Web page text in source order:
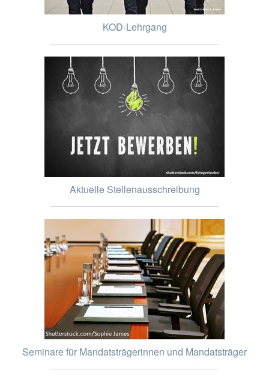
KOD-Lehrgang
Aktuelle Stellenausschreibung
Seminare für Mandatsträgerinnen und Mandatsträger